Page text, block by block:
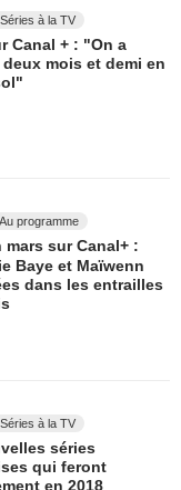
à la TV
Canal + : "On a
mois et demi en
programme
mars sur Canal+ :
Baye et Maïwenn
dans les entrailles
à la TV
séries
qui feront
en 2018